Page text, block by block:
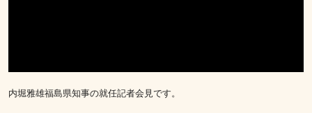
内堀雅雄福島県知事の就任記者会見です。